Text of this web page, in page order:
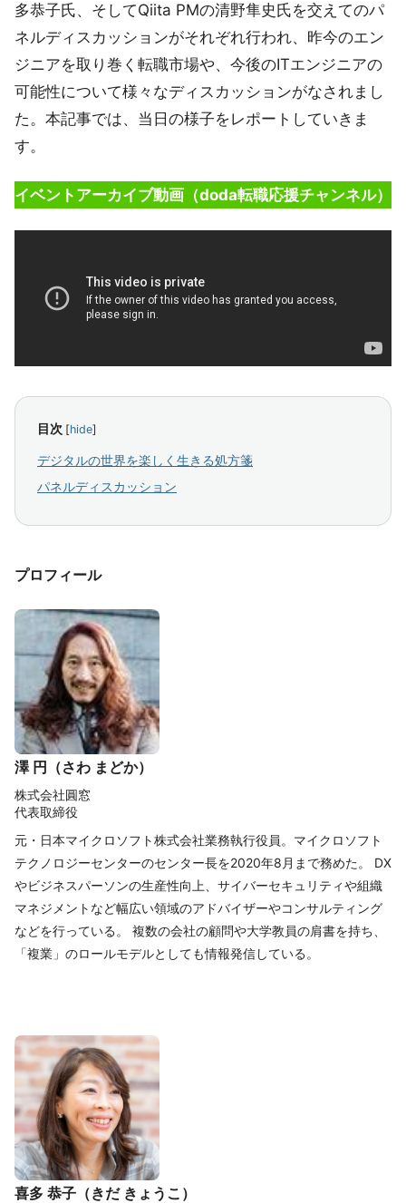
多恭子氏、そしてQiita PMの清野隼史氏を交えてのパ
ネルディスカッションがそれぞれ行われ、昨今のエン
ジニアを取り巻く転職市場や、今後のITエンジニアの
可能性について様々なディスカッションがなされまし
た。本記事では、当日の様子をレポートしていきま
す。
イベントアーカイブ動画（doda転職応援チャンネル）
目次 [hide]
デジタルの世界を楽しく生きる処方箋
パネルディスカッション
プロフィール
澤 円（さわ まどか）
株式会社圓窓
代表取締役
元・日本マイクロソフト株式会社業務執行役員。マイクロソフト
テクノロジーセンターのセンター長を2020年8月まで務めた。 DX
やビジネスパーソンの生産性向上、サイバーセキュリティや組織
マネジメントなど幅広い領域のアドバイザーやコンサルティング
などを行っている。 複数の会社の顧問や大学教員の肩書を持ち、
「複業」のロールモデルとしても情報発信している。
喜多 恭子（きだ きょうこ）